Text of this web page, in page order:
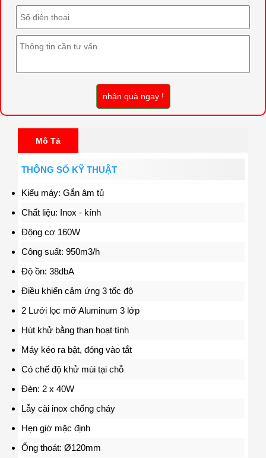
nhận quà ngay !
Mô Tả
THÔNG SỐ KỸ THUẬT
Kiểu máy: Gắn âm tủ
Chất liệu: Inox - kính
Động cơ 160W
Công suất: 950m3/h
Độ ồn: 38dbA
Điều khiển cảm ứng 3 tốc độ
2 Lưới lọc mỡ Aluminum 3 lớp
Hút khử bằng than hoạt tính
Máy kéo ra bật, đóng vào tắt
Có chế độ khử mùi tại chỗ
Đèn: 2 x 40W
Lẫy cài inox chống cháy
Hẹn giờ mặc định
Ống thoát: Ø120mm